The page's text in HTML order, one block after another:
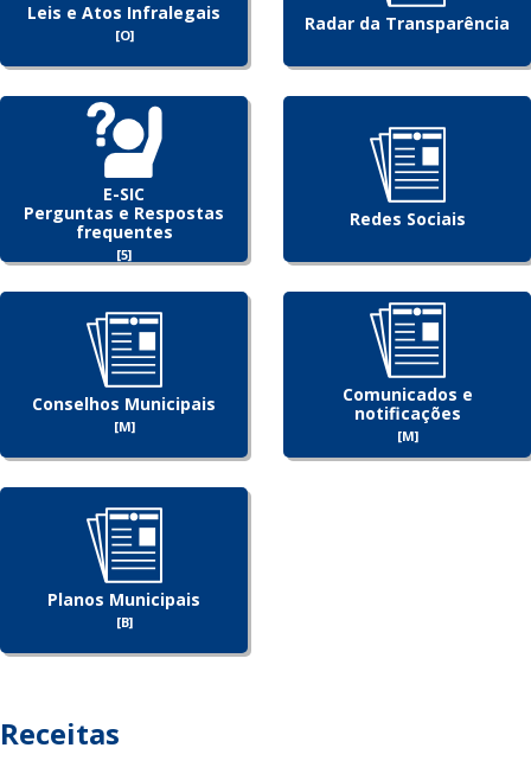
Leis e Atos Infralegais
[O]
Radar da Transparência
E-SIC
Perguntas e Respostas
frequentes
[5]
Redes Sociais
Conselhos Municipais
[M]
Comunicados e
notificações
[M]
Planos Municipais
[B]
Receitas